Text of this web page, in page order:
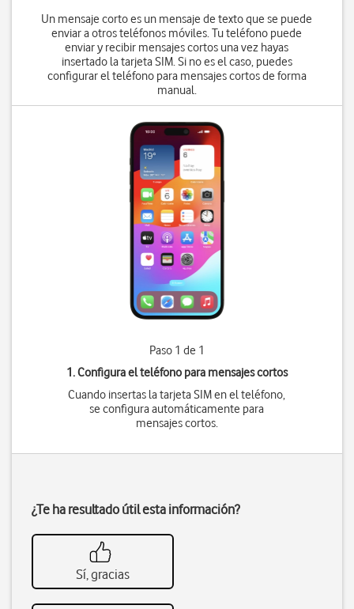
Un mensaje corto es un mensaje de texto que se puede
enviar a otros teléfonos móviles. Tu teléfono puede
enviar y recibir mensajes cortos una vez hayas
insertado la tarjeta SIM. Si no es el caso, puedes
configurar el teléfono para mensajes cortos de forma
manual.
Paso 1 de 1
1. Configura el teléfono para mensajes cortos
Cuando insertas la tarjeta SIM en el teléfono,
se configura automáticamente para
mensajes cortos.
¿Te ha resultado útil esta información?
Sí, gracias